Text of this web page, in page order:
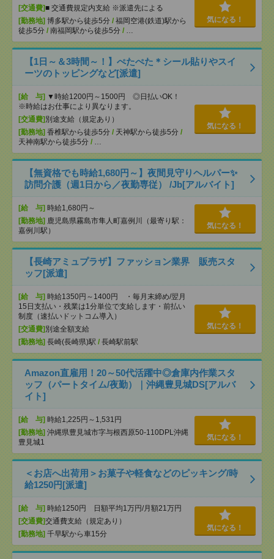
[交通費]■ 交通費規定内支給 ※派遣先による
[勤務地] 博多駅から徒歩5分 / 福岡空港(鉄道)駅から
徒歩5分 / 南福岡駅から徒歩5分 / …
気になる！
【1日～＆3時間～！】ぺたぺた＊シール貼りやスイ
ーツのトッピングなど[派遣]
[給 与] ▼時給1200円～1500円 ◎日払いOK！
※時給はお仕事により異なります。
[交通費] 別途支給（規定あり）
[勤務地] 香椎駅から徒歩5分 / 天神駅から徒歩5分 /
天神南駅から徒歩5分 / …
気になる！
【無資格でも時給1,680円～】夜間見守りヘルパー✨
訪問介護（週1日から／夜勤専従） /Jb[アルバイト]
[給 与] 時給1,680円～
[勤務地] 鹿児島県霧島市隼人町嘉例川（最寄り駅：
嘉例川駅）
気になる！
【長崎アミュプラザ】ファッション業界 販売スタ
ッフ[派遣]
[給 与] 時給1350円～1400円 ・毎月末締め/翌月
15日支払い・残業は1分単位で支給します・前払い
制度（速払いドットコム導入）
[交通費] 別途全額支給
[勤務地] 長崎(長崎県)駅 / 長崎駅前駅
気になる！
Amazon直雇用！20～50代活躍中◎倉庫内作業スタ
ッフ（パートタイム/夜勤）｜沖縄豊見城DS[アルバ
イト]
[給 与] 時給1,225円～1,531円
[勤務地] 沖縄県豊見城市字与根西原50-110DPL沖縄
豊見城1
気になる！
＜お店へ出荷用＞お菓子や軽食などのピッキング/時
給1250円[派遣]
[給 与] 時給1250円 日額平均1万円/月額21万円
[交通費]交通費支給（規定あり）
[勤務地] 千早駅から車15分
気になる！